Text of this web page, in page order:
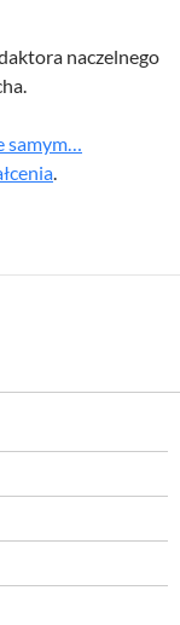
naczelnego